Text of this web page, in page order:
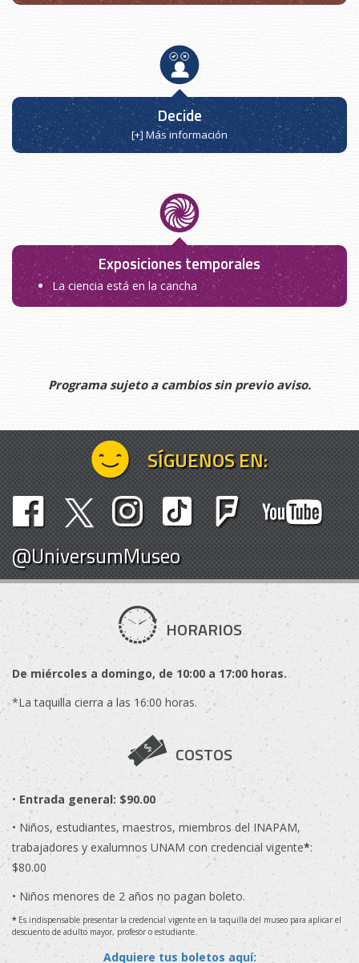
Decide
[+] Más información
Exposiciones temporales
La ciencia está en la cancha
Programa sujeto a cambios sin previo aviso.
SÍGUENOS EN:
@UniversumMuseo
HORARIOS
De miércoles a domingo, de 10:00 a 17:00 horas.
*La taquilla cierra a las 16:00 horas.
COSTOS
• Entrada general: $90.00
• Niños, estudiantes, maestros, miembros del INAPAM,
trabajadores y exalumnos UNAM con credencial vigente*:
$80.00
• Niños menores de 2 años no pagan boleto.
* Es indispensable presentar la credencial vigente en la taquilla del museo para aplicar el
descuento de adulto mayor, profesor o estudiante.
Adquiere tus boletos aquí: